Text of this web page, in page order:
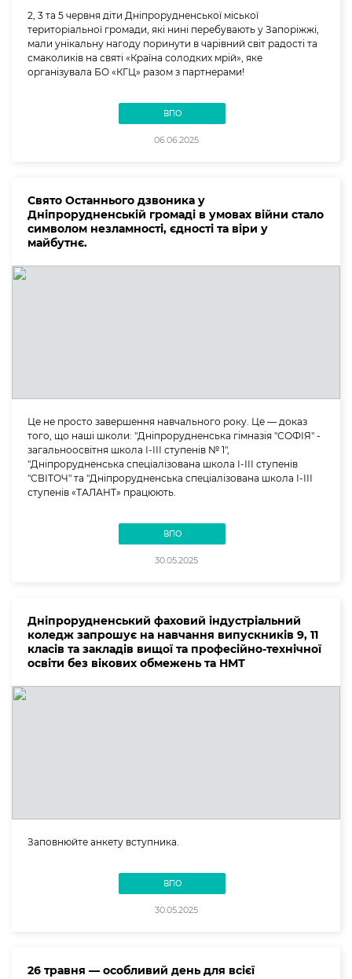
2, 3 та 5 червня діти Дніпрорудненської міської
територіальної громади, які нині перебувають у Запоріжжі,
мали унікальну нагоду поринути в чарівний світ радості та
смаколиків на святі «Країна солодких мрій», яке
організувала БО «КГЦ» разом з партнерами!
ВПО
06.06.2025
Свято Останнього дзвоника у
Дніпрорудненській громаді в умовах війни стало
символом незламності, єдності та віри у
майбутнє.
Це не просто завершення навчального року. Це — доказ
того, що наші школи: "Дніпрорудненська гімназія "СОФІЯ" -
загальноосвітня школа І-ІІІ ступенів № 1",
"Дніпрорудненська спеціалізована школа І-ІІІ ступенів
"СВІТОЧ" та "Дніпрорудненська спеціалізована школа І-ІІІ
ступенів «ТАЛАНТ» працюють.
ВПО
30.05.2025
Дніпрорудненський фаховий індустріальний
коледж запрошує на навчання випускників 9, 11
класів та закладів вищої та професійно-технічної
освіти без вікових обмежень та НМТ
Заповнюйте анкету вступника.
ВПО
30.05.2025
26 травня — особливий день для всієї